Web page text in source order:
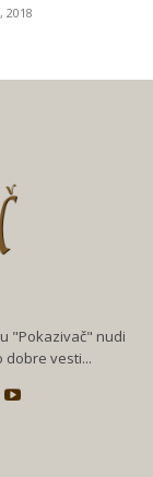
2018
"Pokazivač" nudi
dobre vesti...